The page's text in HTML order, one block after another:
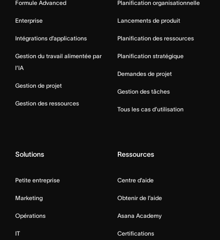
Formule Advanced
Enterprise
Intégrations d’applications
Gestion du travail alimentée par
l’IA
Gestion de projet
Gestion des ressources
Planification organisationnelle
Lancements de produit
Planification des ressources
Planification stratégique
Demandes de projet
Gestion des tâches
Tous les cas d’utilisation
Solutions
Petite entreprise
Marketing
Opérations
IT
Ressources
Centre d’aide
Obtenir de l’aide
Asana Academy
Certifications